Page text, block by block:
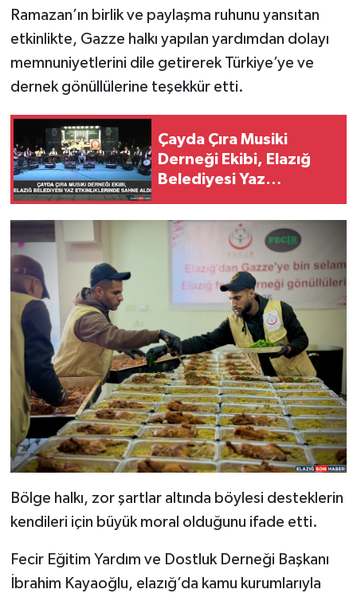
Ramazan’ın birlik ve paylaşma ruhunu yansıtan
etkinlikte, Gazze halkı yapılan yardımdan dolayı
memnuniyetlerini dile getirerek Türkiye’ye ve
dernek gönüllülerine teşekkür etti.
Çayda Çıra Musiki
Derneği Ekibi, Elazığ
Belediyesi Yaz
Aldı
Bölge halkı, zor şartlar altında böylesi desteklerin
kendileri için büyük moral olduğunu ifade etti.
Fecir Eğitim Yardım ve Dostluk Derneği Başkanı
İbrahim Kayaoğlu, elazığ’da kamu kurumlarıyla